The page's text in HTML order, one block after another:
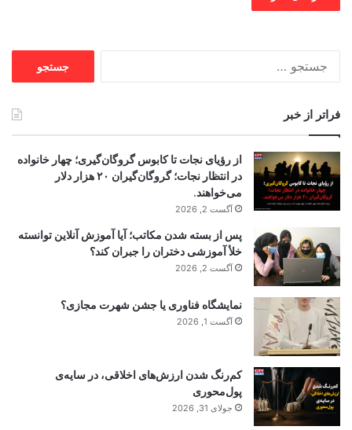
فراتر از خبر
از رؤیای نجات تا کابوس گروگان‌گیری؛ چهار خانواده
در انتظار نجات؛ گروگان‌گیران ۲۰ هزار دلار
می‌خواهند.
آگست 2, 2026
پس از بسته شدن مکاتب؛ آیا آموزش آنلاین توانسته
خلأ آموزشی دختران را جبران کند؟
آگست 2, 2026
نمایشگاه فناوری یا جشن شهرت مجازی؟
آگست 1, 2026
کم‌رنگ شدن ارزش‌های اخلاقی، در سایه‌ی
پول‌محوری
جولای 31, 2026